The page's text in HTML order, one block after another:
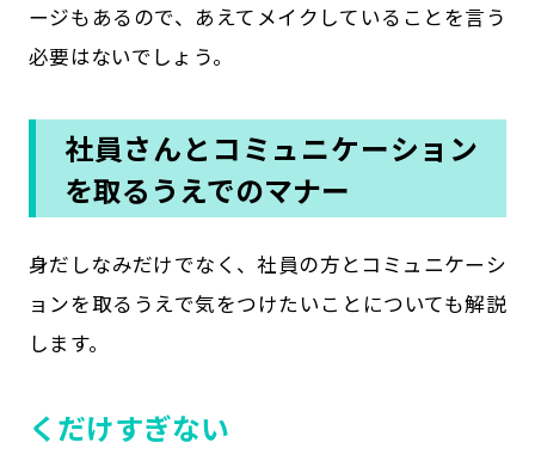
ージもあるので、あえてメイクしていることを言う
必要はないでしょう。
社員さんとコミュニケーション
を取るうえでのマナー
身だしなみだけでなく、社員の方とコミュニケーシ
ョンを取るうえで気をつけたいことについても解説
します。
くだけすぎない